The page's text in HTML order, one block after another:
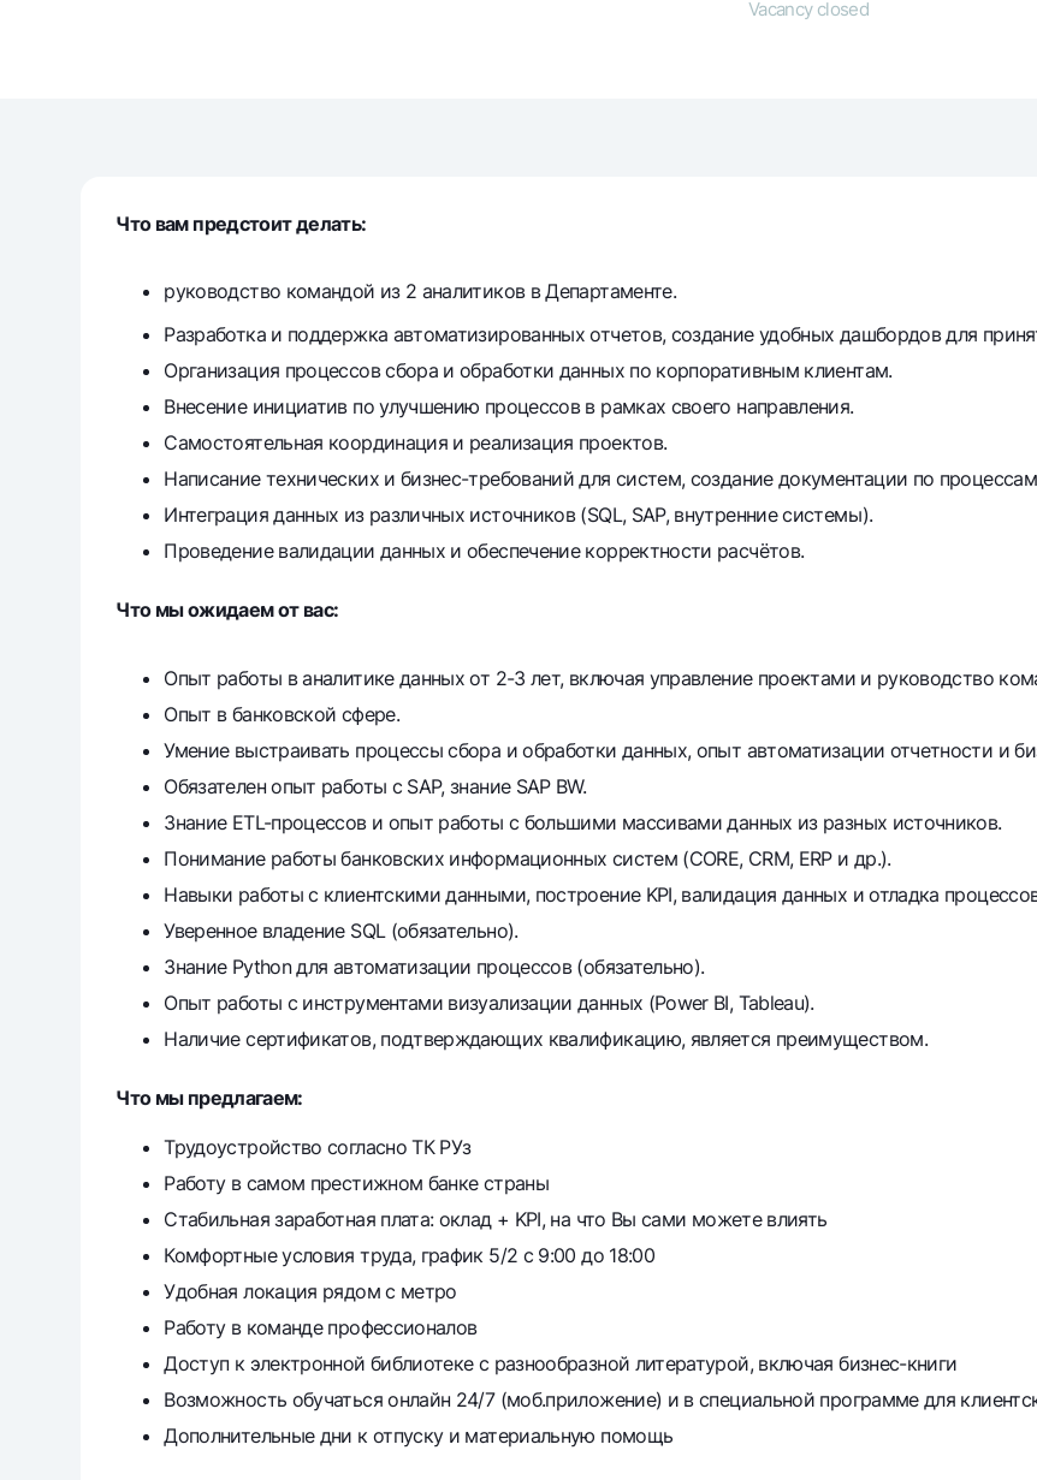
Helpful links
Press CenterOffices and ATMs Consent for processing personal data
Follow us on social networks Contact center
+998 78 148-00-10
Vacancy closed
Что вам предстоит делать:
руководство командой из 2 аналитиков в Департаменте.
Разработка и поддержка автоматизированных отчетов, создание удобных дашбордов для
Организация процессов сбора и обработки данных по корпоративным клиентам.
Внесение инициатив по улучшению процессов в рамках своего направления.
Самостоятельная координация и реализация проектов.
Написание технических и бизнес-требований для систем, создание документации по
Интеграция данных из различных источников (SQL, SAP, внутренние системы).
Проведение валидации данных и обеспечение корректности расчётов.
Что мы ожидаем от вас:
Опыт работы в аналитике данных от 2-3 лет, включая управление проектами и руководство
Опыт в банковской сфере.
Умение выстраивать процессы сбора и обработки данных, опыт автоматизации отчетности и
Обязателен опыт работы с SAP, знание SAP BW.
Знание ETL-процессов и опыт работы с большими массивами данных из разных источников.
Понимание работы банковских информационных систем (CORE, CRM, ERP и др.).
Навыки работы с клиентскими данными, построение KPI, валидация данных и отладка
Уверенное владение SQL (обязательно).
Знание Python для автоматизации процессов (обязательно).
Опыт работы с инструментами визуализации данных (Power BI, Tableau).
Наличие сертификатов, подтверждающих квалификацию, является преимуществом.
Что мы предлагаем:
Трудоустройство согласно ТК РУз
Работу в самом престижном банке страны
Стабильная заработная плата: оклад + KPI, на что Вы сами можете влиять
Комфортные условия труда, график 5/2 с 9:00 до 18:00
Удобная локация рядом с метро
Работу в команде профессионалов
Доступ к электронной библиотеке с разнообразной литературой, включая бизнес-книги
Возможность обучаться онлайн 24/7 (моб.приложение) и в специальной программе для
Дополнительные дни к отпуску и материальную помощь